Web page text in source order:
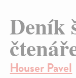
Deník
Houser Pavel